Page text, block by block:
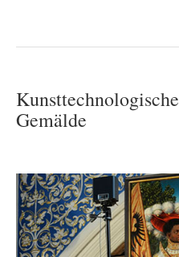
Gemälde